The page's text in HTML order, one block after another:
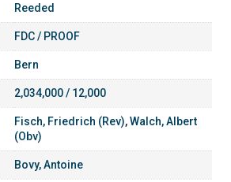
Reeded
FDC / PROOF
Bern
2,034,000 / 12,000
Fisch, Friedrich (Rev),Walch, Albert
(Obv)
Bovy, Antoine